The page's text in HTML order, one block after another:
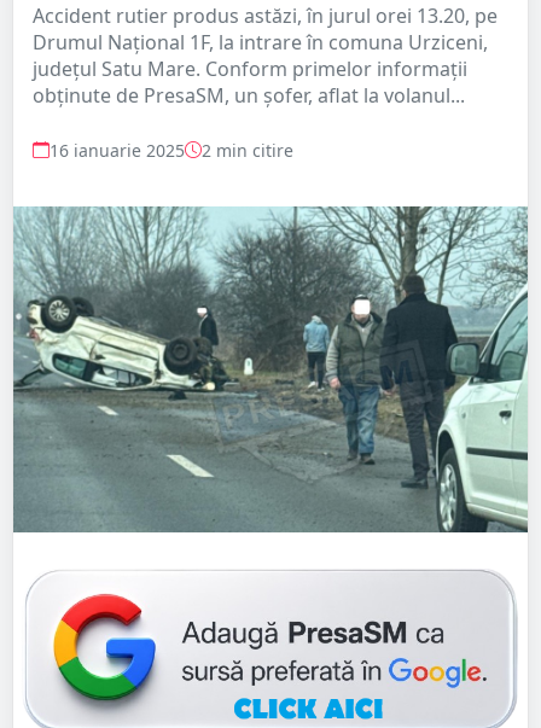
Accident rutier produs astăzi, în jurul orei 13.20, pe
Drumul Național 1F, la intrare în comuna Urziceni,
județul Satu Mare. Conform primelor informații
obținute de PresaSM, un șofer, aflat la volanul...
16 ianuarie 2025 2 min citire